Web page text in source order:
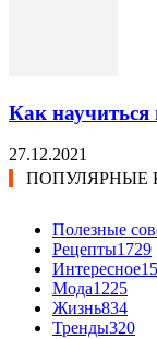
Как научиться
27.12.2021
ПОПУЛЯРНЫЕ
Полезные
Рецепты1729
Интересное
Мода1225
Жизнь834
Тренды320